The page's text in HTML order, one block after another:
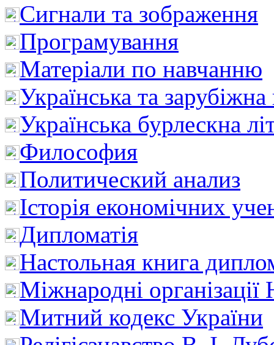
Сигнали та зображення
Програмування
Матеріали по навчанню
Українська та зарубіжна
Українська бурлескна
Философия
Политический анализ
Історія економічних
Дипломатія
Настольная книга
Міжнародні
Митний кодекс України